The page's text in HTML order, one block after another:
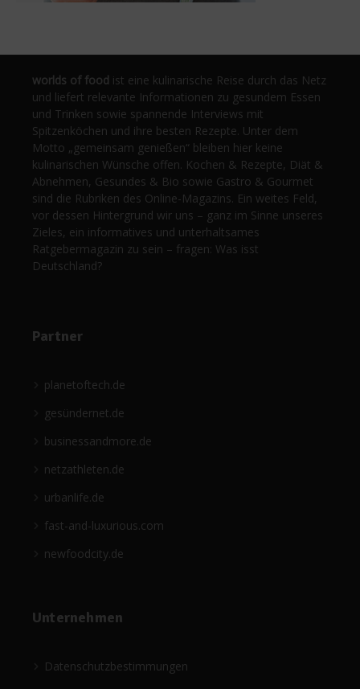
worlds of food ist eine kulinarische Reise durch das Netz
und liefert relevante Informationen zu gesundem Essen
und Trinken sowie spannende Interviews mit
Spitzenköchen und ihre besten Rezepte. Unter dem
Motto „gemeinsam genießen“ bleiben hier keine
kulinarischen Wünsche offen. Kochen & Rezepte, Diät &
Abnehmen, Gesundes & Bio sowie Gastro & Gourmet
sind die Rubriken des Online-Magazins. Ein weites Feld,
vor dessen Hintergrund wir uns – ganz im Sinne unseres
Zieles, ein informatives und unterhaltsames
Ratgebermagazin zu sein – fragen: Was isst
Deutschland?
Partner
planetoftech.de
gesündernet.de
businessandmore.de
netzathleten.de
urbanlife.de
fast-and-luxurious.com
newfoodcity.de
Unternehmen
Datenschutzbestimmungen